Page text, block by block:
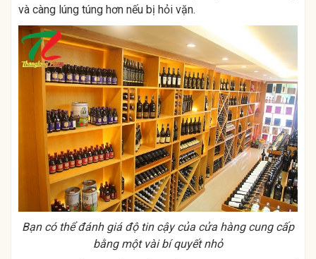
và càng lúng túng hơn nếu bị hỏi vặn.
Bạn có thể đánh giá độ tin cậy của cửa hàng cung cấp
bằng một vài bí quyết nhỏ